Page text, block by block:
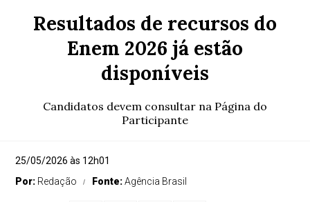
Resultados de recursos do
Enem 2026 já estão
disponíveis
Candidatos devem consultar na Página do
Participante
25/05/2026 às 12h01
Por: Redação Fonte:Agência Brasil